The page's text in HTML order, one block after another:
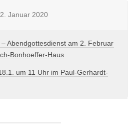
Januar 2020
Abendgottesdienst am 2. Februar
Bonhoeffer-Haus
um 11 Uhr im Paul-Gerhardt-